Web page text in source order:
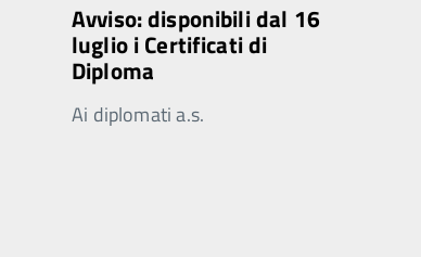
Avviso: disponibili dal 16
luglio i Certificati di
Diploma
Ai diplomati a.s.